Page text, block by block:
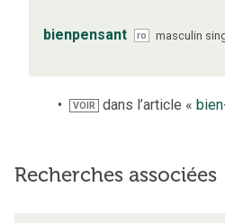
bienpensant ro masculin
VOIR dans l’article «
Recherches associées